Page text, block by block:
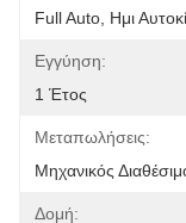
Full Auto, Ημι
Εγγύηση:
1 Έτος
Μεταπωλήσεις:
Μηχανικός
Δομή: